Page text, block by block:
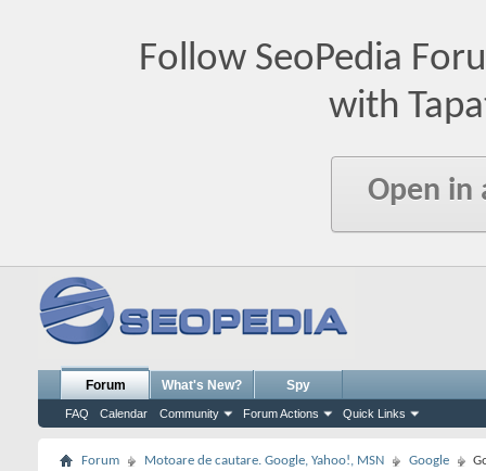
Follow SeoPedia
with
Open in
Forum
FAQ Calendar Community Forum Actions Quick Links
What's New? Spy
Forum Motoare de cautare. Google, Yahoo!, MSN Google